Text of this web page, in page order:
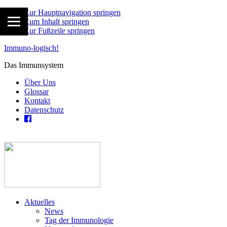
Zur Hauptnavigation springen
Zum Inhalt springen
Zur Fußzeile springen
Immuno-logisch!
Das Immunsystem
Über Uns
Glossar
Kontakt
Datenschutz
Aktuelles
News
Tag der Immunologie